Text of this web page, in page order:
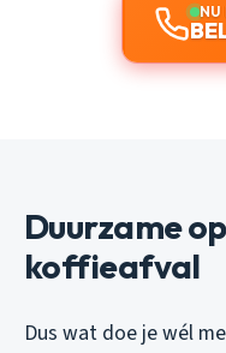
NU
Duurzame
koffieafval
Dus wat doe je wél